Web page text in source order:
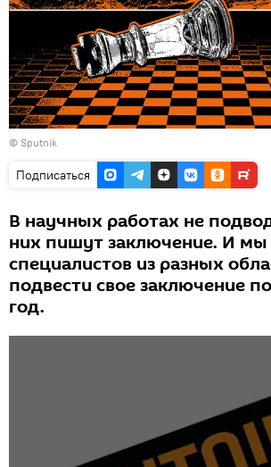
© Sputnik
Подписаться
В научных работах не
них пишут заключение. И
специалистов из разных
подвести свое заключение
год.